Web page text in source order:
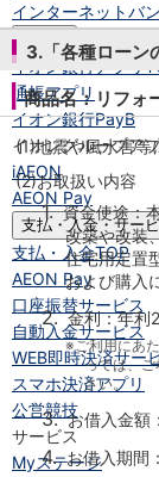
インターネットバ
アプリ
イオン銀行アプリ
通帳アプリ
イオン銀行PayB
イオングループア
iAEON
AEON Pay
支払・入金・サー
支払・入金TOP
AEON Pay
口座振替サービス
自動入金サービス
WEB即時決済サー
スマホ決済アプリ
公営競技
サービス
Myステージ
3.「各種ローン
商品名：リフォ
(1)地震や風水害等
(2)お取扱い内容
1. 資金使途：
改築や改装
住宅用定置
および購入
2. 金利：年利
※ご利用にあ
っては、
さい。
3. お借入金額
4. お借入期間